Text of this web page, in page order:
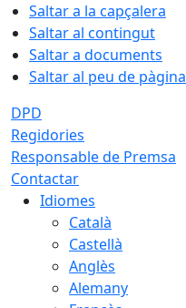
Saltar a la capçalera
Saltar al contingut
Saltar a documents
Saltar al peu de pàgina
DPD
Regidories
Responsable de Premsa
Contactar
Idiomes
Català
Castellà
Anglès
Alemany